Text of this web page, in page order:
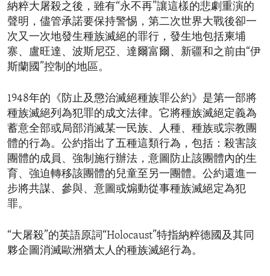
納粹大屠殺之後，雖有“永不再”讓這樣的悲劇重演的
聲明，儘管承諾要保持警惕，第二次世界大戰後卻一
次又一次地發生種族滅絕的罪行，發生地包括柬埔
寨、盧旺達、波斯尼亞、達爾富爾、新疆和之前由“伊
斯蘭國”控制的地區。
1948年的《防止及懲治滅絕種族罪公約》是第一部將
種族滅絕列為犯罪的成文法律。它將種族滅絕定義為
蓄意全部或局部消滅某一民族、人種、種族或宗教團
體的行為。公約指出了五種這類行為，包括：殺害該
團體的成員、強制施行辦法，意圖防止該團體內的生
育、強迫轉移該團體的兒童至另一團體。公約還進一
步將共謀、參與、意圖或煽動從事種族滅絕定為犯
罪。
“大屠殺”的英語原詞“Holocaust”特指納粹德國及其同
夥企圖消滅歐洲猶太人的種族滅絕行為。